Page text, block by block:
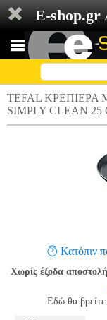
E-shop.gr
TEFAL
SIMPLY CLEAN 25
Κατόπιν
Χωρίς έξοδα
Εδώ θα βρείτε